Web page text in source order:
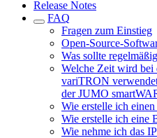
Release Notes
FAQ
Fragen zum Einstieg
Open-Source-
Was sollte
Welche Zeit wird bei
variTRON
der JUMO
Wie erstelle ich
Wie erstelle ich eine
Wie nehme ich das